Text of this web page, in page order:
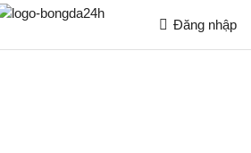
Đăng nhập